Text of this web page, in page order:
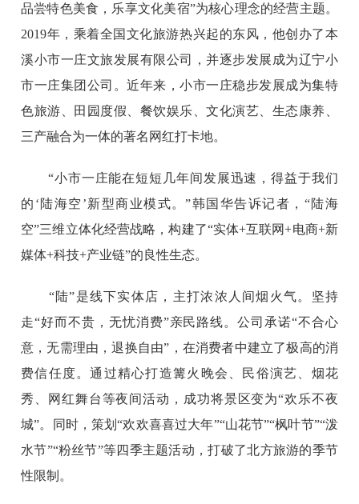
品尝特色美食，乐享文化美宿”为核心理念的经营主题。
2019年，乘着全国文化旅游热兴起的东风，他创办了本
溪小市一庄文旅发展有限公司，并逐步发展成为辽宁小
市一庄集团公司。近年来，小市一庄稳步发展成为集特
色旅游、田园度假、餐饮娱乐、文化演艺、生态康养、
三产融合为一体的著名网红打卡地。
“小市一庄能在短短几年间发展迅速，得益于我们
的‘陆海空’新型商业模式。”韩国华告诉记者，“陆海
空”三维立体化经营战略，构建了“实体+互联网+电商+新
媒体+科技+产业链”的良性生态。
“陆”是线下实体店，主打浓浓人间烟火气。坚持
走“好而不贵，无忧消费”亲民路线。公司承诺“不合心
意，无需理由，退换自由”，在消费者中建立了极高的消
费信任度。通过精心打造篝火晚会、民俗演艺、烟花
秀、网红舞台等夜间活动，成功将景区变为“欢乐不夜
城”。同时，策划“欢欢喜喜过大年”“山花节”“枫叶节”“泼
水节”“粉丝节”等四季主题活动，打破了北方旅游的季节
性限制。